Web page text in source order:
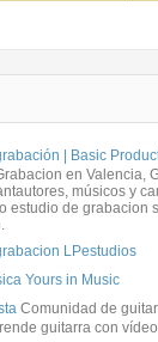
| Basic
en Valencia,
músicos y
estudio de grabacion
LPestudios
Yours in Music
Comunidad de
guitarra con